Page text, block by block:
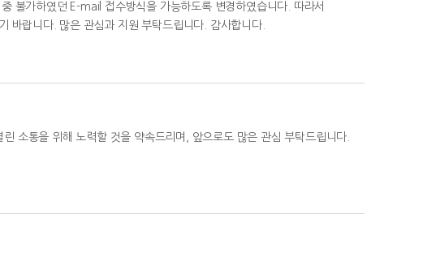
불가하였던 E-mail 접수방식을 가능하도록 변경하였습니다. 따라서
바랍니다. 많은 관심과 지원 부탁드립니다. 감사합니다.
소통을 위해 노력할 것을 약속드리며, 앞으로도 많은 관심 부탁드립니다.